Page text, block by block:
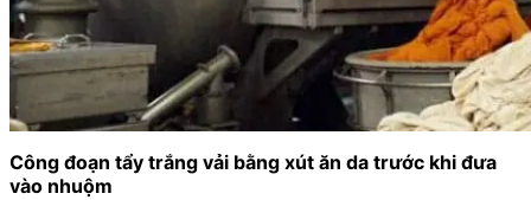
Công đoạn tẩy trắng vải bằng xút ăn da trước khi đưa
vào nhuộm